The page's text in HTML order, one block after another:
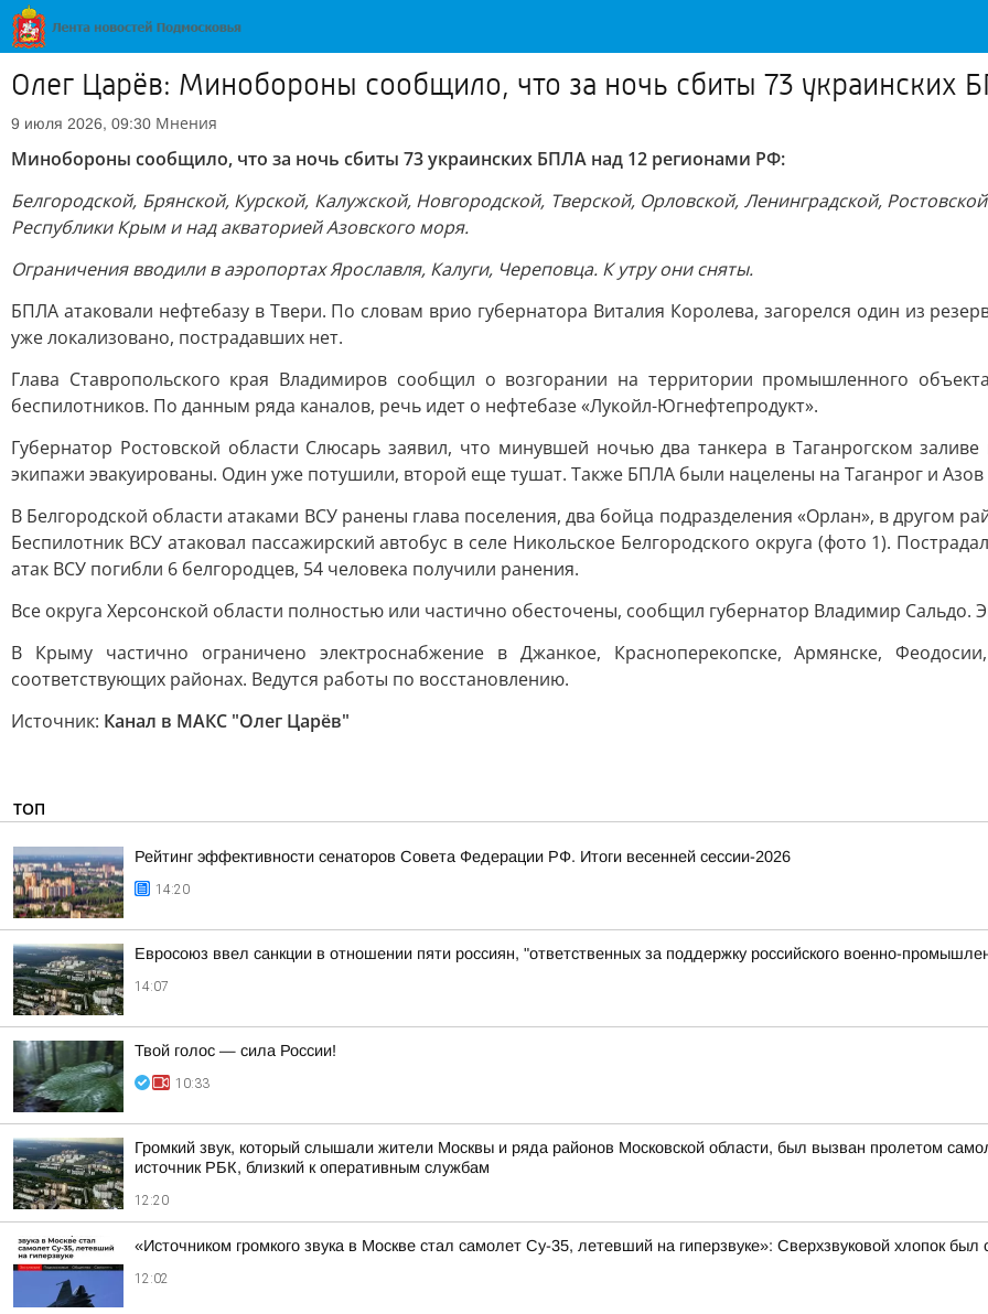
Олег Царёв: Минобороны сообщило, что за ночь сбиты 73 украинских
9 июля 2026, 09:30 Мнения
Минобороны сообщило, что за ночь сбиты 73 украинских БПЛА над 12 регионами РФ:
Белгородской, Брянской, Курской, Калужской, Новгородской, Тверской, Орловской, Ленинградской,
Республики Крым и над акваторией Азовского моря.
Ограничения вводили в аэропортах Ярославля, Калуги, Череповца. К утру они сняты.
БПЛА атаковали нефтебазу в Твери. По словам врио губернатора Виталия Королева, загорелся один из
уже локализовано, пострадавших нет.
Глава Ставропольского края Владимиров сообщил о возгорании на территории промышленного
беспилотников. По данным ряда каналов, речь идет о нефтебазе «Лукойл-Югнефтепродукт».
Губернатор Ростовской области Слюсарь заявил, что минувшей ночью два танкера в Таганрогском
экипажи эвакуированы. Один уже потушили, второй еще тушат. Также БПЛА были нацелены на Таганрог и
В Белгородской области атаками ВСУ ранены глава поселения, два бойца подразделения «Орлан», в другом
Беспилотник ВСУ атаковал пассажирский автобус в селе Никольское Белгородского округа (фото 1).
атак ВСУ погибли 6 белгородцев, 54 человека получили ранения.
Все округа Херсонской области полностью или частично обесточены, сообщил губернатор Владимир
В Крыму частично ограничено электроснабжение в Джанкое, Красноперекопске, Армянске,
соответствующих районах. Ведутся работы по восстановлению.
Источник: Канал в МАКС "Олег Царёв"
ТОП
Рейтинг эффективности сенаторов Совета Федерации РФ. Итоги весенней сессии-2026
14:20
Евросоюз ввел санкции в отношении пяти россиян, "ответственных за поддержку российского военно-
14:07
Твой голос — сила России!
10:33
Громкий звук, который слышали жители Москвы и ряда районов Московской области, был вызван пролетом
источник РБК, близкий к оперативным службам
12:20
«Источником громкого звука в Москве стал самолет Су-35, летевший на гиперзвуке»: Сверхзвуковой хлопок
12:02